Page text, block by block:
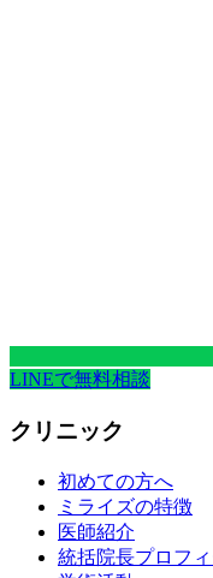
LINEで無料相談
クリニック
初めての方へ
ミライズの特徴
医師紹介
統括院長プロフ